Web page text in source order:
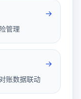
→
管理
→
账数据联动